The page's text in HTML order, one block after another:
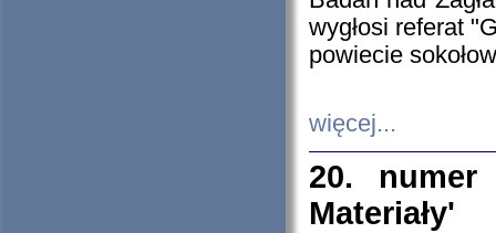
wygłosi referat
powiecie
więcej...
20. numer
Materiały'